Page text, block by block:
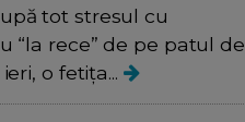
tot stresul cu
“la rece” de pe patul de
o fetița...